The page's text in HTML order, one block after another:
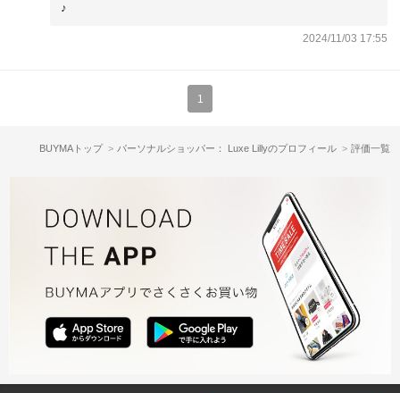
♪
2024/11/03 17:55
1
BUYMAトップ パーソナルショッパー： Luxe Lillyのプロフィール 評価一覧